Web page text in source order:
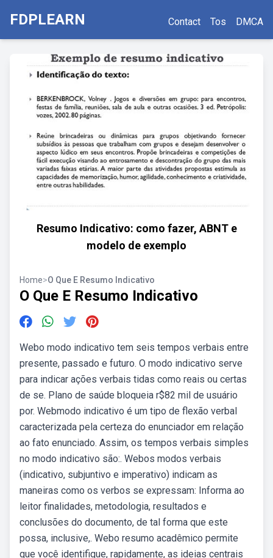
FDPLEARN Contact Tos DMCA
Resumo Indicativo: como fazer, ABNT e
modelo de exemplo
Home>O Que E Resumo Indicativo
O Que E Resumo Indicativo
Webo modo indicativo tem seis tempos verbais entre
presente, passado e futuro. O modo indicativo serve
para indicar ações verbais tidas como reais ou certas
de se. Plano de saúde bloqueia r$82 mil de usuário
por. Webmodo indicativo é um tipo de flexão verbal
caracterizada pela certeza do enunciador em relação
ao fato enunciado. Assim, os tempos verbais simples
no modo indicativo são:. Webos modos verbais
(indicativo, subjuntivo e imperativo) indicam as
maneiras como os verbos se expressam: Informa ao
leitor finalidades, metodologia, resultados e
conclusões do documento, de tal forma que este
possa, inclusive,. Webo resumo acadêmico permite
que você identifique, rapidamente, as ideias centrais